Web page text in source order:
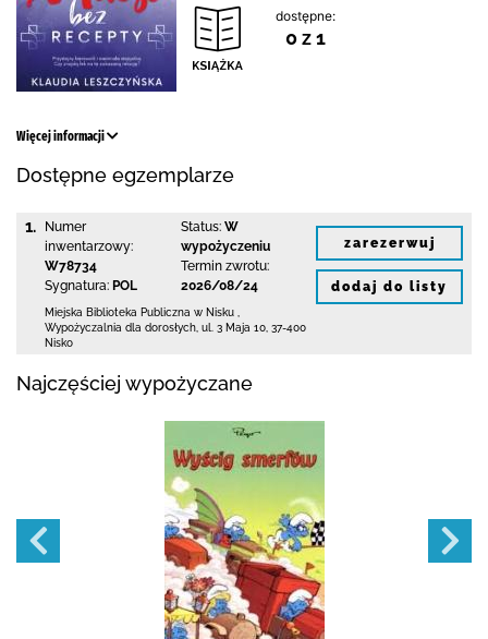
dostępne:
0 z 1
Więcej informacji
Dostępne egzemplarze
1.
Numer
inwentarzowy:
W78734
Sygnatura: POL
Status: W
wypożyczeniu
Termin zwrotu:
2026/08/24
Miejska Biblioteka Publiczna w Nisku
Wypożyczalnia dla dorosłych, ul. 3 Maja 10 37-400
Nisko
zarezerwuj
dodaj do listy
Najczęściej wypożyczane